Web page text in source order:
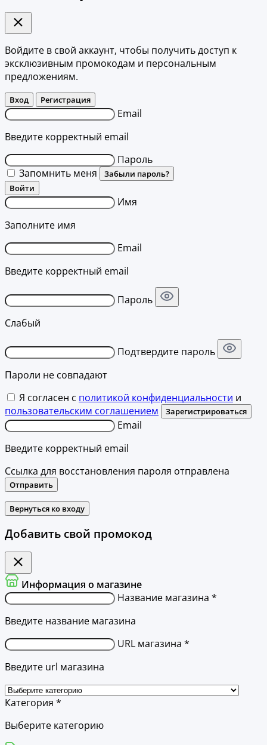
Войдите в свой аккаунт, чтобы получить доступ к
эксклюзивным промокодам и персональным
предложениям.
Вход Регистрация
Email
Введите корректный email
Пароль
Запомнить меня
Забыли пароль?
Войти
Имя
Заполните имя
Email
Введите корректный email
Пароль
Слабый
Подтвердите пароль
Пароли не совпадают
Я согласен с политикой конфиденциальности и
пользовательским соглашением
Зарегистрироваться
Email
Введите корректный email
Ссылка для восстановления пароля отправлена
Отправить
Вернуться ко входу
Добавить свой промокод
Информация о магазине
Название магазина *
Введите название магазина
URL магазина *
Введите url магазина
Категория *
Выберите категорию